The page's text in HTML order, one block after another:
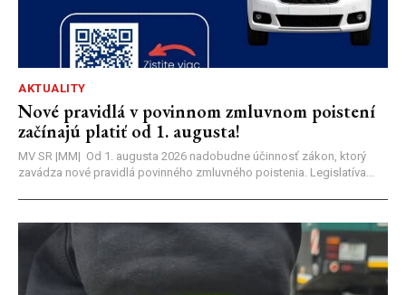
AKTUALITY
Nové pravidlá v povinnom zmluvnom poistení
začínajú platiť od 1. augusta!
MV SR |MM| Od 1. augusta 2026 nadobudne účinnosť zákon, ktorý
zavádza nové pravidlá povinného zmluvného poistenia. Legislatíva...